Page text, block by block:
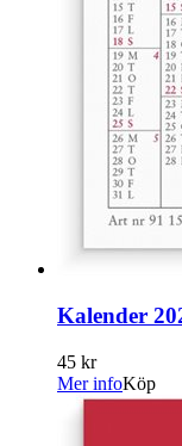
Kalender
45 kr
Mer infoKöp